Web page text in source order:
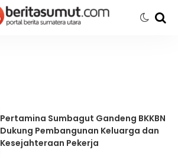
Pertamina Sumbagut Gandeng BKKBN
Dukung Pembangunan Keluarga dan
Kesejahteraan Pekerja